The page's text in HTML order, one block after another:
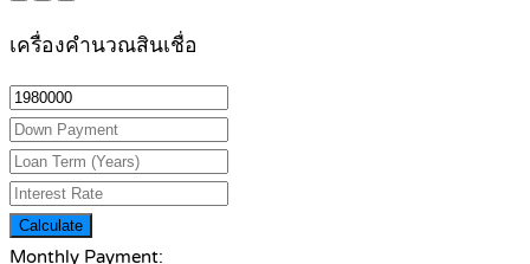
เครื่องคำนวณสินเชื่อ
Calculate
Monthly Payment: